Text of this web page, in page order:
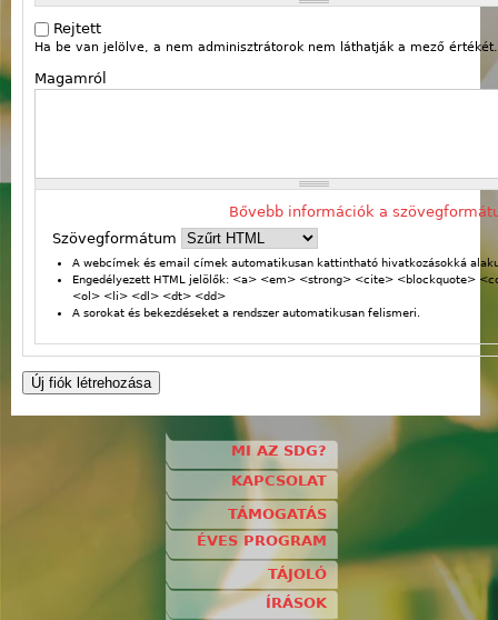
Rejtett
Ha be van jelölve, a nem adminisztrátorok nem láthatják a mező értékét.
Magamról
Bővebb információk a
Szövegformátum
A webcímek és email címek automatikusan kattintható hivatkozásokká
Engedélyezett HTML jelölők: <a> <em> <strong> <cite> <blockquote>
<ol> <li> <dl> <dt> <dd>
A sorokat és bekezdéseket a rendszer automatikusan felismeri.
MI AZ SDG?
KAPCSOLAT
TÁMOGATÁS
ÉVES PROGRAM
TÁJOLÓ
ÍRÁSOK